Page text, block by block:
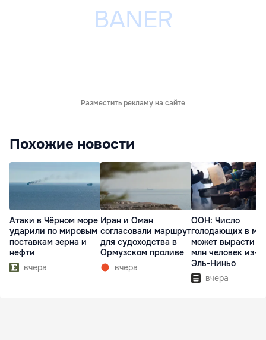
Разместить рекламу на сайте
Похожие новости
Атаки в Чёрном море
ударили по мировым
поставкам зерна и
нефти
вчера
Иран и Оман
согласовали маршрут
для судоходства в
Ормузском проливе
вчера
ООН: Число
голодающих в
может вырасти
млн человек из-за
Эль-Ниньо
вчера